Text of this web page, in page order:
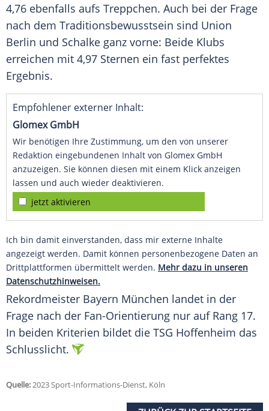
4,76 ebenfalls aufs Treppchen. Auch bei der Frage
nach dem Traditionsbewusstsein sind Union
Berlin und Schalke ganz vorne: Beide Klubs
erreichen mit 4,97 Sternen ein fast perfektes
Ergebnis.
Empfohlener externer Inhalt:
Glomex GmbH
Wir benötigen Ihre Zustimmung, um den von unserer
Redaktion eingebundenen Inhalt von Glomex GmbH
anzuzeigen. Sie können diesen mit einem Klick anzeigen
lassen und auch wieder deaktivieren.
jetzt aktivieren
Ich bin damit einverstanden, dass mir externe Inhalte
angezeigt werden. Damit können personenbezogene Daten an
Drittplattformen übermittelt werden. Mehr dazu in unseren
Datenschutzhinweisen.
Rekordmeister Bayern München landet in der
Frage nach der Fan-Orientierung nur auf Rang 17.
In beiden Kriterien bildet die TSG Hoffenheim das
Schlusslicht.
Quelle:2023 Sport-Informations-Dienst, Köln